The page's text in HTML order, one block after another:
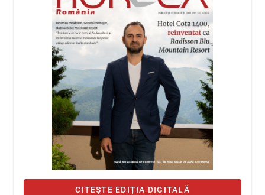
CITEȘTE EDIȚIA DIGITALĂ